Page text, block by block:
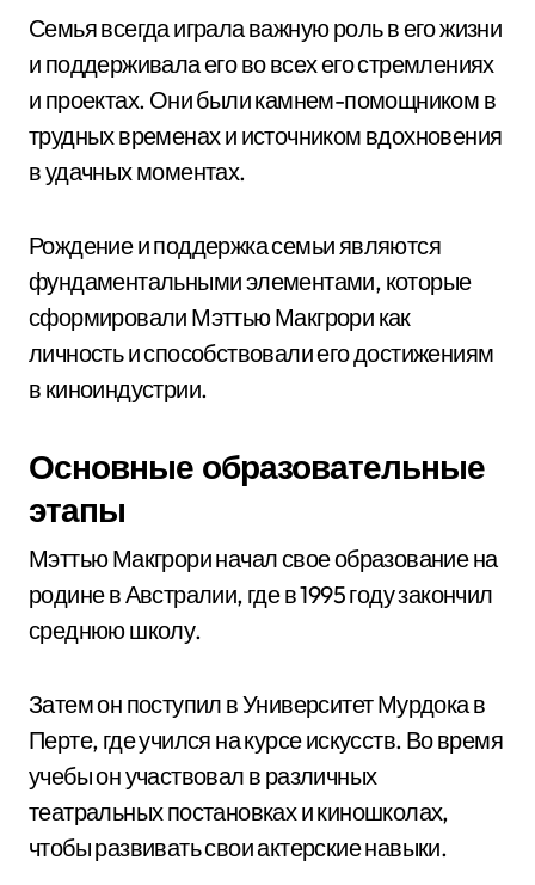
Семья всегда играла важную роль в его жизни
и поддерживала его во всех его стремлениях
и проектах. Они были камнем-помощником в
трудных временах и источником вдохновения
в удачных моментах.
Рождение и поддержка семьи являются
фундаментальными элементами, которые
сформировали Мэттью Макгрори как
личность и способствовали его достижениям
в киноиндустрии.
Основные образовательные
этапы
Мэттью Макгрори начал свое образование на
родине в Австралии, где в 1995 году закончил
среднюю школу.
Затем он поступил в Университет Мурдока в
Перте, где учился на курсе искусств. Во время
учебы он участвовал в различных
театральных постановках и киношколах,
чтобы развивать свои актерские навыки.